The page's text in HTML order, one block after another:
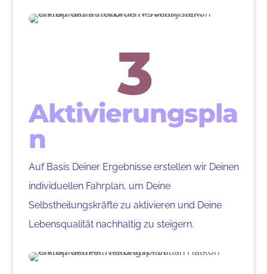
3
Aktivierungspla
n
Auf Basis Deiner Ergebnisse erstellen wir Deinen
individuellen Fahrplan, um Deine
Selbstheilungskräfte zu aktivieren und Deine
Lebensqualität nachhaltig zu steigern.